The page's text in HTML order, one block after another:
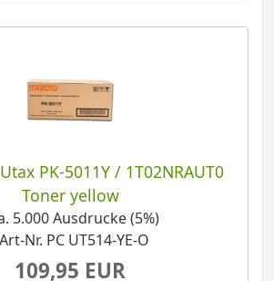
PK-5011Y / 1T02NRAUT0
Toner yellow
5.000 Ausdrucke (5%)
Nr. PC UT514-YE-O
109,95 EUR